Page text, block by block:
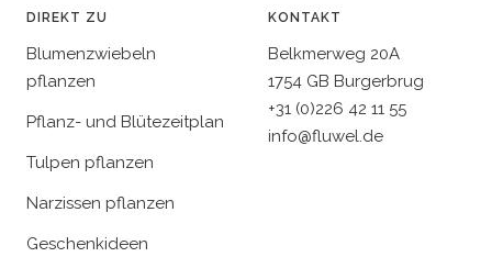
DIREKT ZU
Blumenzwiebeln
pflanzen
Pflanz- und Blütezeitplan
Tulpen pflanzen
Narzissen pflanzen
Geschenkideen
KONTAKT
Belkmerweg 20A
1754 GB Burgerbrug
+31 (0)226 42 11 55
info@fluwel.de